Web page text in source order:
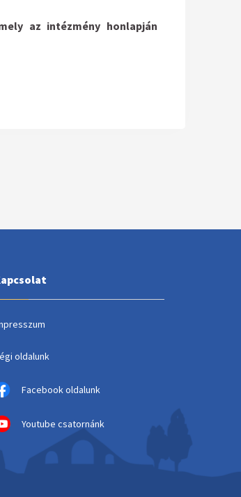
az intézmény honlapján
oldalunk
Facebook oldalunk
Youtube csatornánk